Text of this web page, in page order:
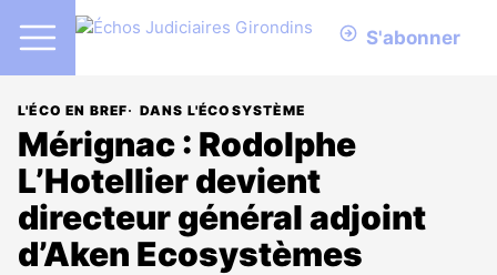
S'abonner
L'ÉCO EN BREF DANS L'ÉCOSYSTÈME
Mérignac : Rodolphe
L’Hotellier devient
directeur général adjoint
d’Aken Ecosystèmes